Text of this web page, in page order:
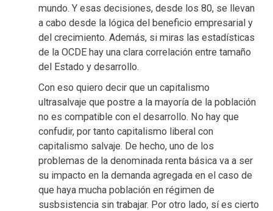
mundo. Y esas decisiones, desde los 80, se llevan
a cabo desde la lógica del beneficio empresarial y
del crecimiento. Además, si miras las estadísticas
de la OCDE hay una clara correlación entre tamaño
del Estado y desarrollo.
Con eso quiero decir que un capitalismo
ultrasalvaje que postre a la mayoría de la población
no es compatible con el desarrollo. No hay que
confudir, por tanto capitalismo liberal con
capitalismo salvaje. De hecho, uno de los
problemas de la denominada renta básica va a ser
su impacto en la demanda agregada en el caso de
que haya mucha población en régimen de
susbsistencia sin trabajar. Por otro lado, sí es cierto